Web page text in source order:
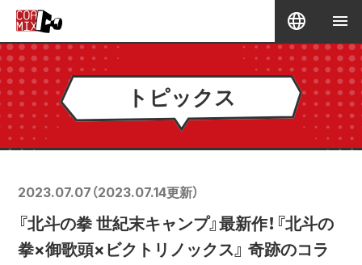
トピックス
2023.07.07 （2023.07.14更新）
『北斗の拳 世紀末キャンプ』最新作！『北斗の
拳×御歌頭×ビクトリノックス』 奇跡のコラ